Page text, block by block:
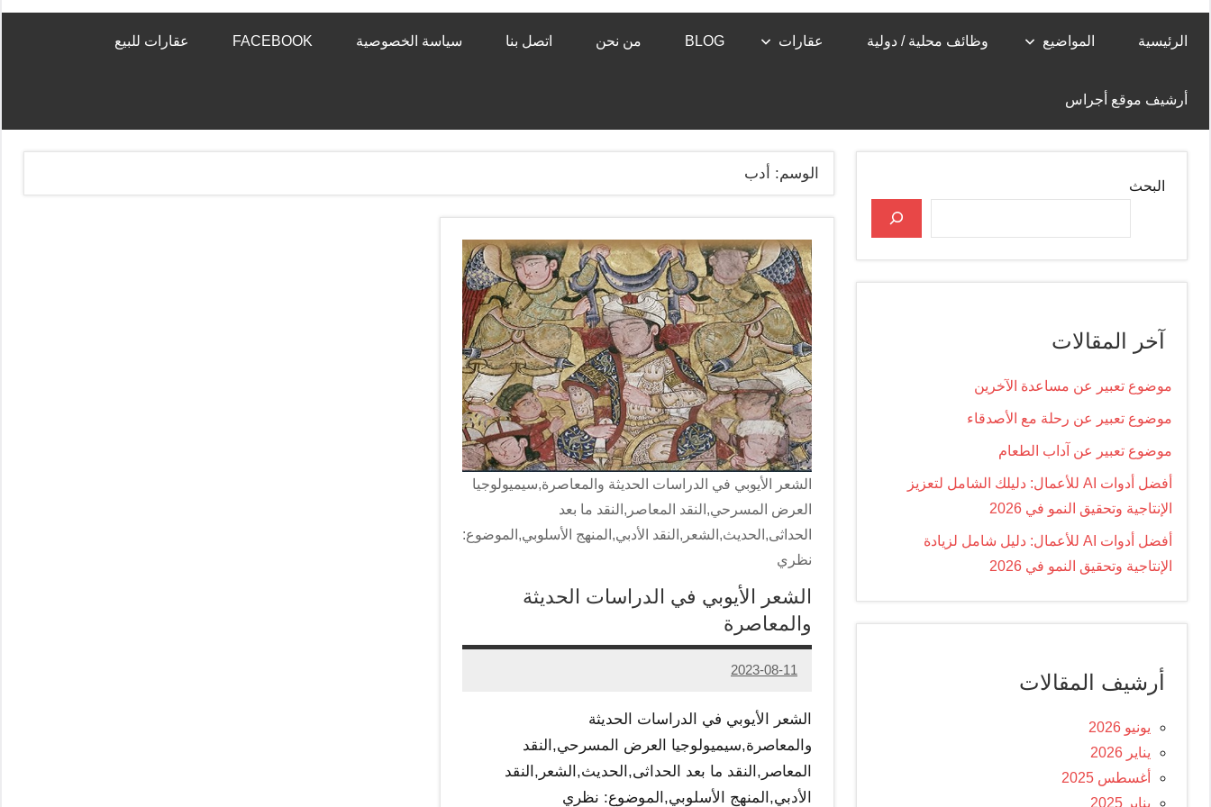
الرئيسية المواضيع وظائف محلية / دولية عقارات BLOG من نحن اتصل بنا سياسة الخصوصية FACEBOOK عقارات للبيع
أرشيف موقع أجراس
الوسم: أدب
الشعر الأيوبي في الدراسات الحديثة والمعاصرة,سيميولوجيا
العرض المسرحي,النقد المعاصر,النقد ما بعد
الحداثى,الحديث,الشعر,النقد الأدبي,المنهج الأسلوبي,الموضوع:
نظري
الشعر الأيوبي في الدراسات الحديثة
والمعاصرة
2023-08-11
Admin
الشعر الأيوبي في الدراسات الحديثة
والمعاصرة,سيميولوجيا العرض المسرحي,النقد
المعاصر,النقد ما بعد الحداثى,الحديث,الشعر,النقد
الأدبي,المنهج الأسلوبي,الموضوع: نظري
البحث
آخر المقالات
موضوع تعبير عن مساعدة الآخرين
موضوع تعبير عن رحلة مع الأصدقاء
موضوع تعبير عن آداب الطعام
أفضل أدوات AI للأعمال: دليلك الشامل لتعزيز
الإنتاجية وتحقيق النمو في 2026
أفضل أدوات AI للأعمال: دليل شامل لزيادة
الإنتاجية وتحقيق النمو في 2026
أرشيف المقالات
يونيو 2026
يناير 2026
أغسطس 2025
يناير 2025